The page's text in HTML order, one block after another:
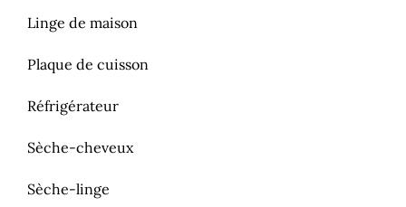
Linge de maison
Plaque de cuisson
Réfrigérateur
Sèche-cheveux
Sèche-linge